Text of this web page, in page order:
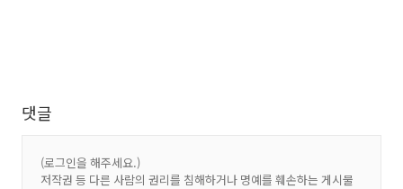
댓글